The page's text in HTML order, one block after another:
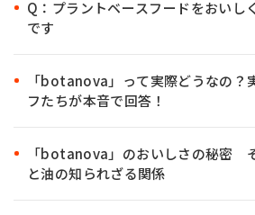
Q：プラントベースフードをおいし
です
「botanova」って実際どうなの？
フたちが本音で回答！
「botanova」のおいしさの秘密
と油の知られざる関係